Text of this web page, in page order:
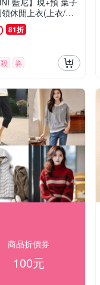
休閒上衣(上衣/女
/休閒/百搭)
81折
券
商品折價券
100元